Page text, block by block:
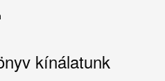
kínálatunk